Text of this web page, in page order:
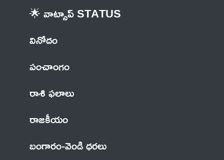
🌟 వాట్సాప్ STATUS
వినోదం
పంచాంగం
రాశి ఫలాలు
రాజకీయం
బంగారం-వెండి ధరలు